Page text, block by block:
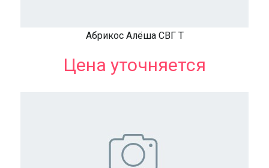
Абрикос Алёша СВГ Т
Цена уточняется